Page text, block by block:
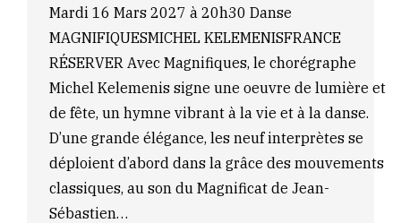
Mardi 16 Mars 2027 à 20h30 Danse
MAGNIFIQUESMICHEL KELEMENISFRANCE
RÉSERVER Avec Magnifiques, le chorégraphe
Michel Kelemenis signe une oeuvre de lumière et
de fête, un hymne vibrant à la vie et à la danse.
D’une grande élégance, les neuf interprètes se
déploient d’abord dans la grâce des mouvements
classiques, au son du Magnificat de Jean-
Sébastien…